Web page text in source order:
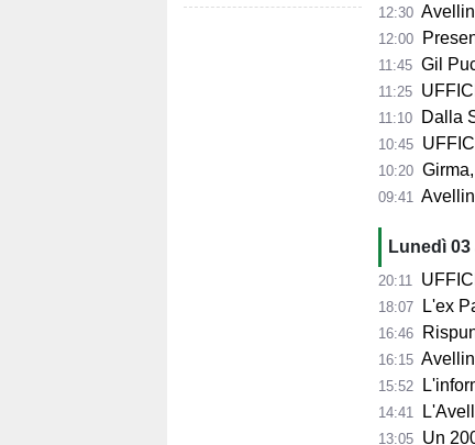
12:30
12:00
11:45 Gil
11:25
11:10 Dalla
10:45
10:20
09:41
Lunedì 03
20:11
18:07 L'ex
16:46
16:15
15:52
14:41
13:05 Un